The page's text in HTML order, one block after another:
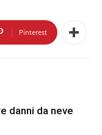
Pinterest
danni da neve